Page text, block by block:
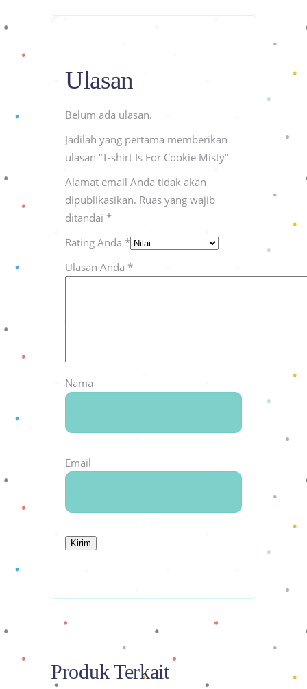
Ulasan
Belum ada ulasan.
Jadilah yang pertama memberikan
ulasan “T-shirt Is For Cookie Misty”
Alamat email Anda tidak akan
dipublikasikan. Ruas yang wajib
ditandai *
Rating Anda *
Ulasan Anda *
Nama
Email
Produk Terkait